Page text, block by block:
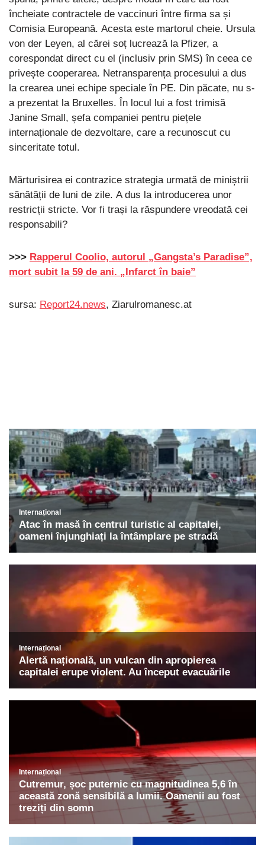
încheiate contractele de vaccinuri între firma sa și
Comisia Europeană. Acesta este martorul cheie. Ursula
von der Leyen, al cărei soț lucrează la Pfizer, a
corespondat direct cu el (inclusiv prin SMS) în ceea ce
privește cooperarea. Netransparența procesului a dus
la crearea unei echipe speciale în PE. Din păcate, nu s-
a prezentat la Bruxelles. În locul lui a fost trimisă
Janine Small, șefa companiei pentru piețele
internaționale de dezvoltare, care a recunoscut cu
sinceritate totul.
Mărturisirea ei contrazice strategia urmată de miniștrii
sănătății de luni de zile. A dus la introducerea unor
restricții stricte. Vor fi trași la răspundere vreodată cei
responsabili?
>>> Rapperul Coolio, autorul „Gangsta’s Paradise”,
mort subit la 59 de ani. „Infarct în baie”
sursa: Report24.news, Ziarulromanesc.at